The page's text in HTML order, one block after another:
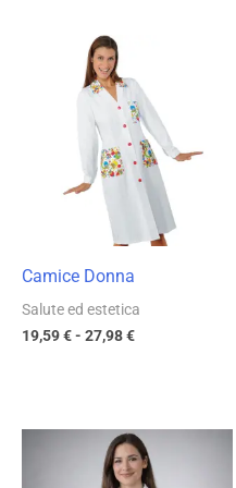
Camice Donna
Salute ed estetica
19,59€- 27,98€
prezzo:
da
19,59 €
a
27,98 €
Fascia
di
prezzo: